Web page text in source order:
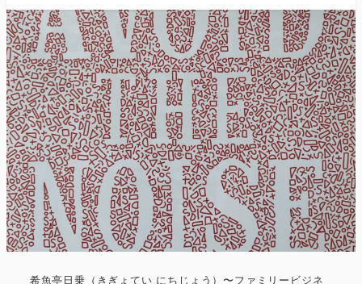
希魚亭日乗（きぎょてい にちじょう）〜ファミリービジネ